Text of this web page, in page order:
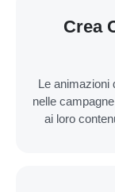
Crea
Le animazioni
nelle
ai loro